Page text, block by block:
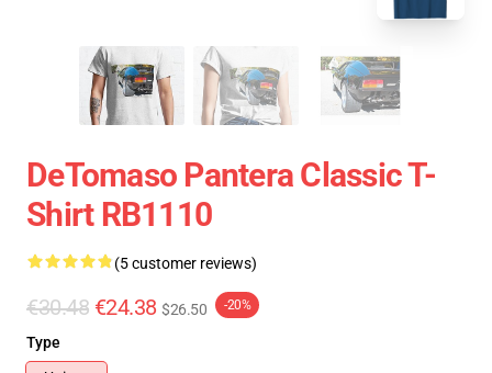
DeTomaso Pantera Classic T-
Shirt RB1110
(5 customer reviews)
€30.48 €24.38 $26.50 -20%
Type